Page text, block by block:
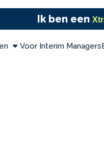
Ik ben een
Voor Interim Managers